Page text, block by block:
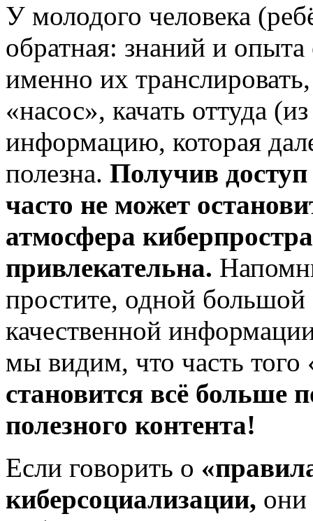
У молодого человека
обратная: знаний и
именно их
«насос», качать оттуда
информацию, которая
полезна. Получив
часто не может
атмосфера
привлекательна.
простите, одной
качественной
мы видим, что часть того
становится всё больше
полезного контента!
Если говорить о
киберсоциализации, они